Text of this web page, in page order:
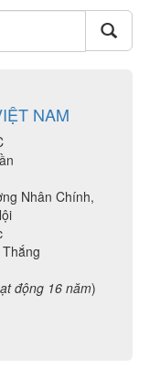
NAM
Nhân Chính,
động 16 năm)